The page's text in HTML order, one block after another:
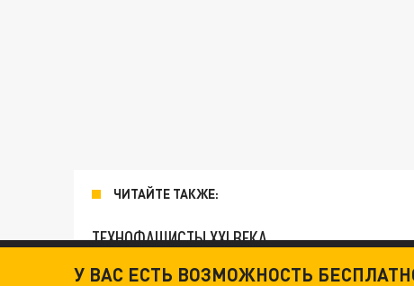
ЧИТАЙТЕ ТАКЖЕ:
ТЕХНОФАШИСТЫ XXI ВЕКА
У ВАС ЕСТЬ ВОЗМОЖНОСТЬ